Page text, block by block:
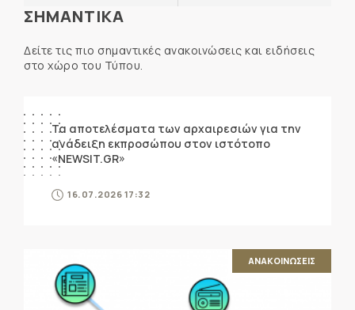
ΣΗΜΑΝΤΙΚΑ
Δείτε τις πιο σημαντικές ανακοινώσεις και ειδήσεις
στο χώρο του Τύπου.
Τα αποτελέσματα των αρχαιρεσιών για την
ανάδειξη εκπροσώπου στον ιστότοπο
«NEWSIT.GR»
16.07.2026 17:32
ΑΝΑΚΟΙΝΩΣΕΙΣ